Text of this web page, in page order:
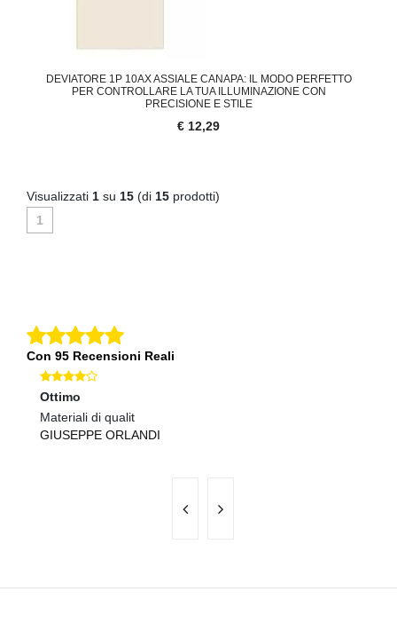
DEVIATORE 1P 10AX ASSIALE CANAPA: IL MODO PERFETTO
PER CONTROLLARE LA TUA ILLUMINAZIONE CON
PRECISIONE E STILE
€ 12,29
Visualizzati 1 su 15 (di 15 prodotti)
1
Con 95 Recensioni Reali
Ottimo
Materiali di qualit
GIUSEPPE ORLANDI